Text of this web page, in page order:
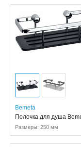
Bemeta
Полочка для душа
Размеры: 250 мм